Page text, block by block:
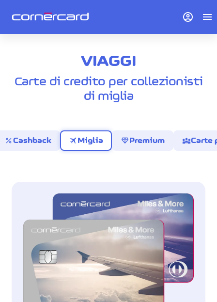
VIAGGI
Carte di credito per collezionisti
di miglia
percentCashback travel Miglia diamondPremium diversity_3Carte
account_circle menu